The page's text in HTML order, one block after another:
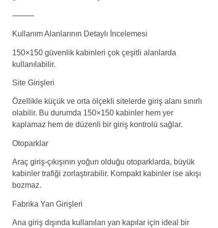
⸻
Kullanım Alanlarının Detaylı İncelemesi
150×150 güvenlik kabinleri çok çeşitli alanlarda
kullanılabilir.
Site Girişleri
Özellikle küçük ve orta ölçekli sitelerde giriş alanı sınırlı
olabilir. Bu durumda 150×150 kabinler hem yer
kaplamaz hem de düzenli bir giriş kontrolü sağlar.
Otoparklar
Araç giriş-çıkışının yoğun olduğu otoparklarda, büyük
kabinler trafiği zorlaştırabilir. Kompakt kabinler ise akışı
bozmaz.
Fabrika Yan Girişleri
Ana giriş dışında kullanılan yan kapılar için ideal bir